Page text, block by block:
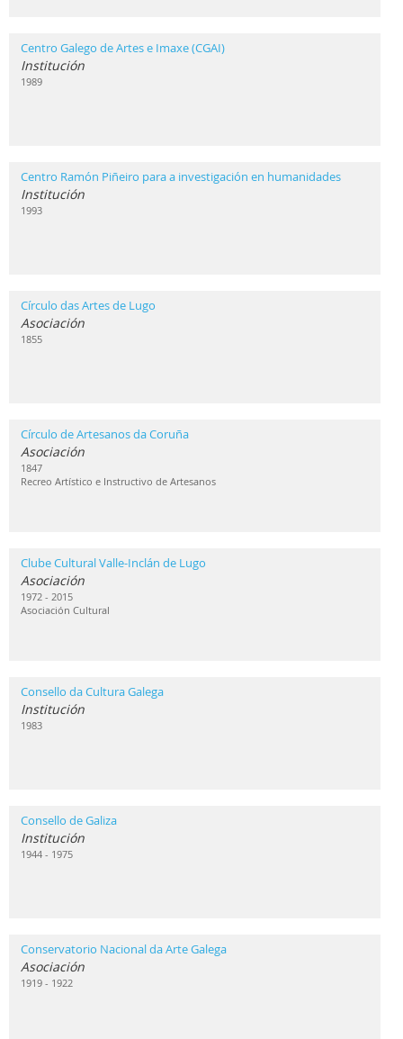
Centro Galego de Artes e Imaxe (CGAI)
Institución
1989
Centro Ramón Piñeiro para a investigación en humanidades
Institución
1993
Círculo das Artes de Lugo
Asociación
1855
Círculo de Artesanos da Coruña
Asociación
1847
Recreo Artístico e Instructivo de Artesanos
Clube Cultural Valle-Inclán de Lugo
Asociación
1972 - 2015
Asociación Cultural
Consello da Cultura Galega
Institución
1983
Consello de Galiza
Institución
1944 - 1975
Conservatorio Nacional da Arte Galega
Asociación
1919 - 1922